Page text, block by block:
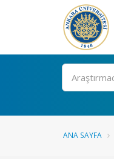
Ara
ANA SAYFA